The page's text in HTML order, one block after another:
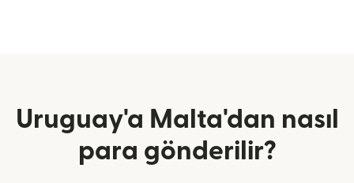
Uruguay'a Malta'dan nasıl
para gönderilir?